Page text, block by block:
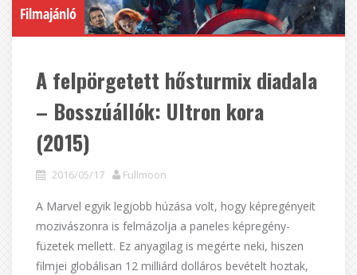
Filmajánló
A felpörgetett hősturmix diadala
– Bosszúállók: Ultron kora
(2015)
2016/05/17 Fullmoon
A Marvel egyik legjobb húzása volt, hogy képregényeit
mozivászonra is felmázolja a paneles képregény-
füzetek mellett. Ez anyagilag is megérte neki, hiszen
filmjei globálisan 12 milliárd dolláros bevételt hoztak,